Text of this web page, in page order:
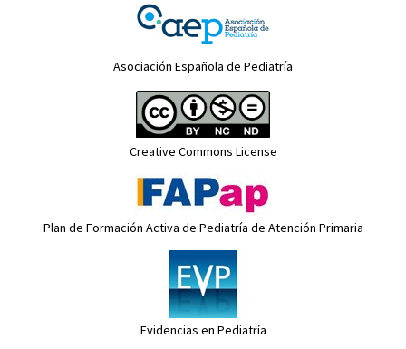
Asociación Española de Pediatría
Creative Commons License
Plan de Formación Activa de Pediatría de Atención Primaria
Evidencias en Pediatría